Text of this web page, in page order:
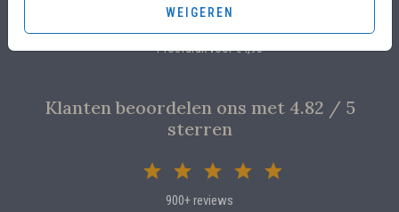
WEIGEREN
Voor 17.00 uur besteld, is vandaag nog in productie
Proefdruk voor €4,95
Klanten beoordelen ons met 4.82 / 5
sterren
900+ reviews